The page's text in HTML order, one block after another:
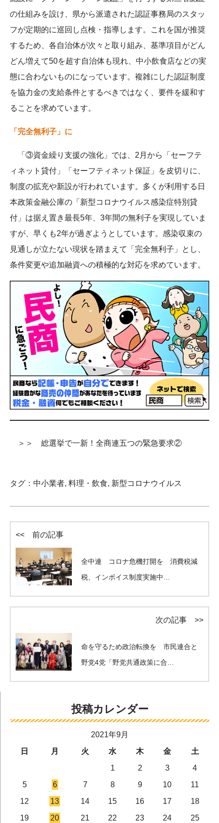
の仕組みを設け、県から派遣された認証事務局のスタッ
フが定期的に巡回し点検・指導します。これを国が推奨
するため、各自治体が次々と取り組み、基準項目がどん
どん増えて50を超す自治体も現れ、中小飲食店などの実
態に合わないものになっています。複雑にした認証制度
を協力金の支給条件とするべきではなく、要件を緩和す
ることを求めています。
「完全無利子」に
「③資金繰り支援の強化」では、2月から「セーフテ
ィネット貸付」「セーフティネット保証」を皮切りに、
制度の拡充や新設が行われています。多くが利用する日
本政策金融公庫の「新型コロナウイルス感染症特別貸
付」は据え置き最長5年、3年間の無利子を実現していま
すが、早くも2年が過ぎようとしています。感染収束の
見通しが立たない現状を踏まえて「完全無利子」とし、
条件変更や追加融資への積極的な対応を求めています。
＞＞ 総選挙で一新！全商連五つの緊急要求②
タグ： 中小業者, 料理・飲食, 新型コロナウイルス
<< 前の記事
全中連 コロナ危機打開を 消費税減
税、インボイス制度実施中…
次の記事 >>
命を守るため政治転換を 市民連合と
野党4党「野党共通政策に合…
投稿カレンダー
2021年9月
日
月 火 水 木 金
土
1
2 3
4
5
6 7 8 9 10
11
12
13 14 15 16 17
18
19
20 21 22 23 24
25